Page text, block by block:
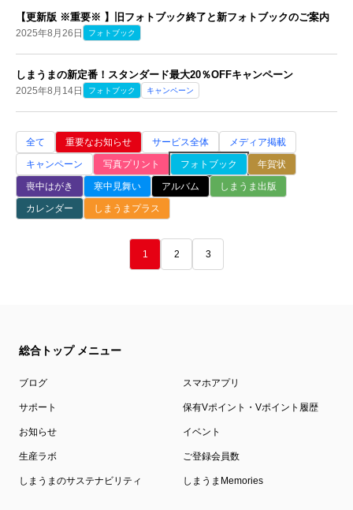
【更新版 ※重要※ 】旧フォトブック終了と新フォトブックのご案内
2025年8月26日 フォトブック
しまうまの新定番！スタンダード最大20％OFFキャンペーン
2025年8月14日 フォトブック キャンペーン
全て 重要なお知らせ サービス全体
メディア掲載
キャンペーン
写真プリント フォトブック
年賀状
喪中はがき
寒中見舞い アルバム
しまうま出版
カレンダー
しまうまプラス
1 2 3
総合トップ メニュー
ブログ スマホアプリ
サポート 保有Vポイント・Vポイント履歴
お知らせ イベント
生産ラボ ご登録会員数
しまうまのサステナビリティ しまうまMemories